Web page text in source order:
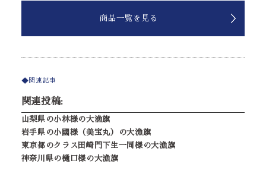
商品一覧を見る
関連記事
関連投稿:
山梨県の小林様の大漁旗
岩手県の小國様（美宝丸）の大漁旗
東京都のクラス田崎門下生一同様の大漁旗
神奈川県の樋口様の大漁旗